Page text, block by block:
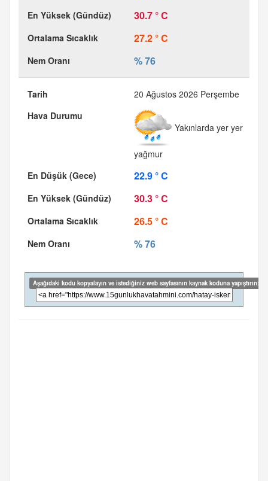
30.7 ° C
27.2 ° C
% 76
20 Ağustos 2026 Perşembe
Yakınlarda yer yer
yağmur
22.9 ° C
30.3 ° C
26.5 ° C
% 76
Aşağıdaki kodu kopyalayın ve istediğiniz web sayfasının kaynak koduna yapıştırın: